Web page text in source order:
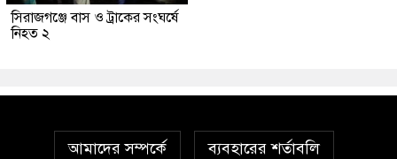
সিরাজগঞ্জে বাস ও ট্রাকের সংঘর্ষে
নিহত ২
আমাদের সম্পর্কে ব্যবহারের শর্তাবলি